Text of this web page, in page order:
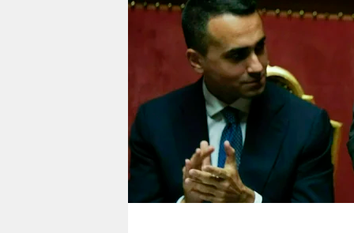
verlag
veranstaltungen
fragen & hilfe
unterstützen
genossenschaft